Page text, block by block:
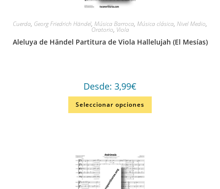
Cuerda, Georg Friedrich Händel, Música Barroca, Música clásica, Nivel Medio,
Oratorio, Viola
Aleluya de Händel Partitura de Viola Hallelujah (El Mesías)
Desde: 3,99€
Seleccionar opciones